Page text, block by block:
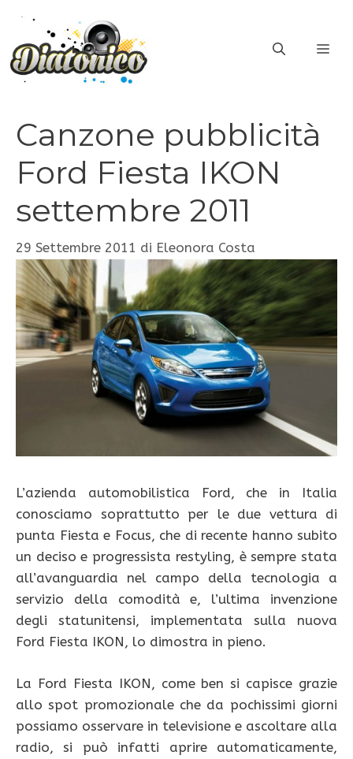
contenuto
Canzone pubblicità
Ford Fiesta IKON
settembre 2011
29 Settembre 2011 di Eleonora Costa
L’azienda automobilistica Ford, che in Italia
conosciamo soprattutto per le due vettura di
punta Fiesta e Focus, che di recente hanno subito
un deciso e progressista restyling, è sempre stata
all’avanguardia nel campo della tecnologia a
servizio della comodità e, l’ultima invenzione
degli statunitensi, implementata sulla nuova
Ford Fiesta IKON, lo dimostra in pieno.
La Ford Fiesta IKON, come ben si capisce grazie
allo spot promozionale che da pochissimi giorni
possiamo osservare in televisione e ascoltare alla
radio, si può infatti aprire automaticamente,